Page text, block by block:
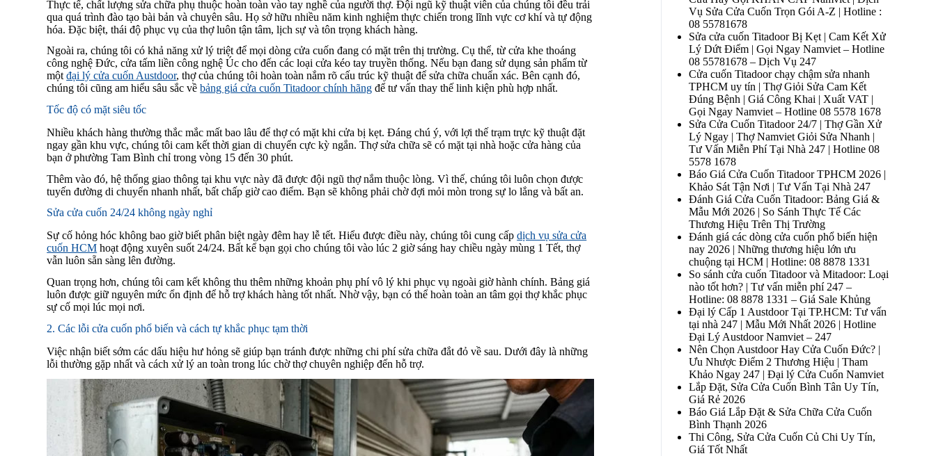
Thực tế, chất lượng sửa chữa phụ thuộc hoàn toàn vào tay nghề của người thợ. Đội ngũ kỹ thuật viên của chúng tôi đều trải
qua quá trình đào tạo bài bản và chuyên sâu. Họ sở hữu nhiều năm kinh nghiệm thực chiến trong lĩnh vực cơ khí và tự động
hóa. Đặc biệt, thái độ phục vụ của thợ luôn tận tâm, lịch sự và tôn trọng khách hàng.
Ngoài ra, chúng tôi có khả năng xử lý triệt để mọi dòng cửa cuốn đang có mặt trên thị trường. Cụ thể, từ cửa khe thoáng
công nghệ Đức, cửa tấm liền công nghệ Úc cho đến các loại cửa kéo tay truyền thống. Nếu bạn đang sử dụng sản phẩm từ
mộtđại lý cửa cuốn Austdoor, thợ của chúng tôi hoàn toàn nắm rõ cấu trúc kỹ thuật để sửa chữa chuẩn xác. Bên cạnh đó,
chúng tôi cũng am hiểu sâu sắc vềbảng giá cửa cuốn Titadoor chính hãng để tư vấn thay thế linh kiện phù hợp nhất.
Tốc độ có mặt siêu tốc
Nhiều khách hàng thường thắc mắc mất bao lâu để thợ có mặt khi cửa bị kẹt. Đáng chú ý, với lợi thế trạm trực kỹ thuật đặt
ngay gần khu vực, chúng tôi cam kết thời gian di chuyển cực kỳ ngắn. Thợ sửa chữa sẽ có mặt tại nhà hoặc cửa hàng của
bạn ở phường Tam Bình chỉ trong vòng 15 đến 30 phút.
Thêm vào đó, hệ thống giao thông tại khu vực này đã được đội ngũ thợ nắm thuộc lòng. Vì thế, chúng tôi luôn chọn được
tuyến đường di chuyển nhanh nhất, bất chấp giờ cao điểm. Bạn sẽ không phải chờ đợi mỏi mòn trong sự lo lắng và bất an.
Sửa cửa cuốn 24/24 không ngày nghỉ
Sự cố hỏng hóc không bao giờ biết phân biệt ngày đêm hay lễ tết. Hiểu được điều này, chúng tôi cung cấpdịch vụ sửa cửa
cuốn HCM hoạt động xuyên suốt 24/24. Bất kể bạn gọi cho chúng tôi vào lúc 2 giờ sáng hay chiều ngày mùng 1 Tết, thợ
vẫn luôn sẵn sàng lên đường.
Quan trọng hơn, chúng tôi cam kết không thu thêm những khoản phụ phí vô lý khi phục vụ ngoài giờ hành chính. Bảng giá
luôn được giữ nguyên mức ổn định để hỗ trợ khách hàng tốt nhất. Nhờ vậy, bạn có thể hoàn toàn an tâm gọi thợ khắc phục
sự cố mọi lúc mọi nơi.
2. Các lỗi cửa cuốn phổ biến và cách tự khắc phục tạm thời
Việc nhận biết sớm các dấu hiệu hư hỏng sẽ giúp bạn tránh được những chi phí sửa chữa đắt đỏ về sau. Dưới đây là những
lỗi thường gặp nhất và cách xử lý an toàn trong lúc chờ thợ chuyên nghiệp đến hỗ trợ.
Vụ Sửa Cửa Cuốn Trọn Gói A-Z | Hotline :
08 55781678
Sửa cửa cuốn Titadoor Bị Kẹt | Cam Kết Xử
Lý Dứt Điểm | Gọi Ngay Namviet – Hotline
08 55781678 – Dịch Vụ 247
Cửa cuốn Titadoor chạy chậm sửa nhanh
TPHCM uy tín | Thợ Giỏi Sửa Cam Kết
Đúng Bệnh | Giá Công Khai | Xuất VAT |
Gọi Ngay Namviet – Hotline 08 5578 1678
Sửa Cửa Cuốn Titadoor 24/7 | Thợ Gần Xử
Lý Ngay | Thợ Namviet Giỏi Sửa Nhanh |
Tư Vấn Miễn Phí Tại Nhà 247 | Hotline 08
5578 1678
Báo Giá Cửa Cuốn Titadoor TPHCM 2026 |
Khảo Sát Tận Nơi | Tư Vấn Tại Nhà 247
Đánh Giá Cửa Cuốn Titadoor: Bảng Giá &
Mẫu Mới 2026 | So Sánh Thực Tế Các
Thương Hiệu Trên Thị Trường
Đánh giá các dòng cửa cuốn phổ biến hiện
nay 2026 | Những thương hiệu lớn ưu
chuộng tại HCM | Hotline: 08 8878 1331
So sánh cửa cuốn Titadoor và Mitadoor: Loại
nào tốt hơn? | Tư vấn miễn phí 247 –
Hotline: 08 8878 1331 – Giá Sale Khủng
Đại lý Cấp 1 Austdoor Tại TP.HCM: Tư vấn
tại nhà 247 | Mẫu Mới Nhất 2026 | Hotline
Đại Lý Austdoor Namviet – 247
Nên Chọn Austdoor Hay Cửa Cuốn Đức? |
Ưu Nhược Điểm 2 Thương Hiệu | Tham
Khảo Ngay 247 | Đại lý Cửa Cuốn Namviet
Lắp Đặt, Sửa Cửa Cuốn Bình Tân Uy Tín,
Giá Rẻ 2026
Báo Giá Lắp Đặt & Sửa Chữa Cửa Cuốn
Bình Thạnh 2026
Thi Công, Sửa Cửa Cuốn Củ Chi Uy Tín,
Giá Tốt Nhất